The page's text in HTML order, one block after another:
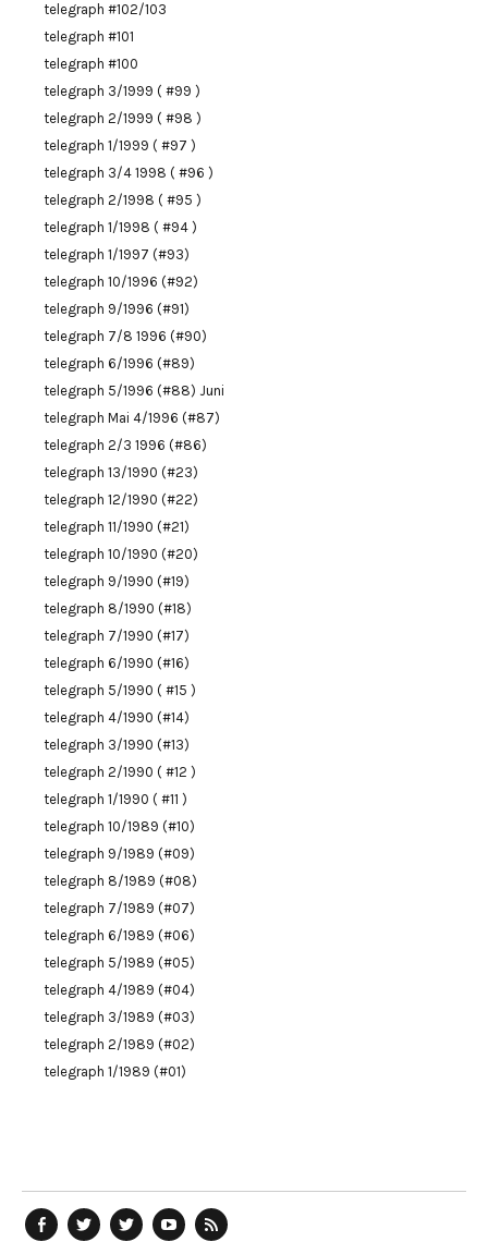
telegraph #102/103
telegraph #101
telegraph #100
telegraph 3/1999 ( #99 )
telegraph 2/1999 ( #98 )
telegraph 1/1999 ( #97 )
telegraph 3/4 1998 ( #96 )
telegraph 2/1998 ( #95 )
telegraph 1/1998 ( #94 )
telegraph 1/1997 (#93)
telegraph 10/1996 (#92)
telegraph 9/1996 (#91)
telegraph 7/8 1996 (#90)
telegraph 6/1996 (#89)
telegraph 5/1996 (#88) Juni
telegraph Mai 4/1996 (#87)
telegraph 2/3 1996 (#86)
telegraph 13/1990 (#23)
telegraph 12/1990 (#22)
telegraph 11/1990 (#21)
telegraph 10/1990 (#20)
telegraph 9/1990 (#19)
telegraph 8/1990 (#18)
telegraph 7/1990 (#17)
telegraph 6/1990 (#16)
telegraph 5/1990 ( #15 )
telegraph 4/1990 (#14)
telegraph 3/1990 (#13)
telegraph 2/1990 ( #12 )
telegraph 1/1990 ( #11 )
telegraph 10/1989 (#10)
telegraph 9/1989 (#09)
telegraph 8/1989 (#08)
telegraph 7/1989 (#07)
telegraph 6/1989 (#06)
telegraph 5/1989 (#05)
telegraph 4/1989 (#04)
telegraph 3/1989 (#03)
telegraph 2/1989 (#02)
telegraph 1/1989 (#01)